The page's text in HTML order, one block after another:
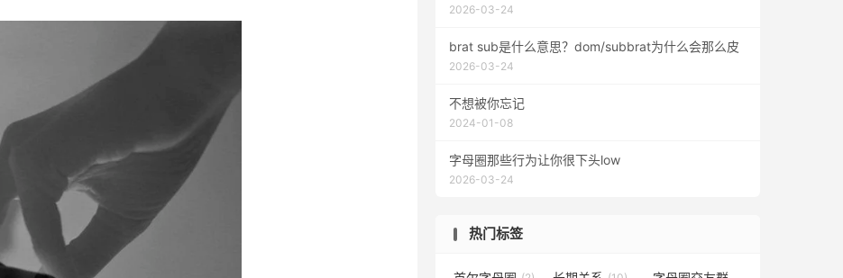
2026-03-24
brat sub是什么意思？dom/subbrat为什么会那么皮
2026-03-24
不想被你忘记
2024-01-08
字母圈那些行为让你很下头low
2026-03-24
热门标签